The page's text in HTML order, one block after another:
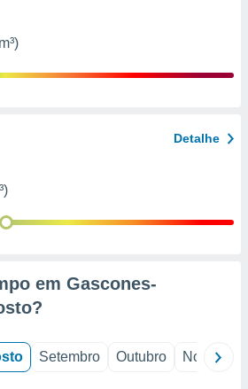
Detalhe
em Gascones-
?
Setembro Outubro Novembro